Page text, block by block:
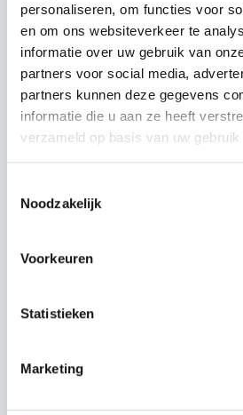
personaliseren, om functies voor
en om ons websiteverkeer te
informatie over uw gebruik van
partners voor social media,
partners kunnen deze gegevens
informatie die u aan ze heeft
verzameld op basis van uw
Noodzakelijk
Voorkeuren
Statistieken
Marketing
60
62
64
66
74